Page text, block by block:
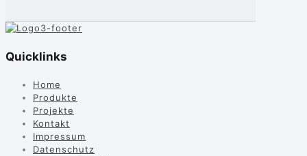
Quicklinks
Home
Produkte
Projekte
Kontakt
Impressum
Datenschutz